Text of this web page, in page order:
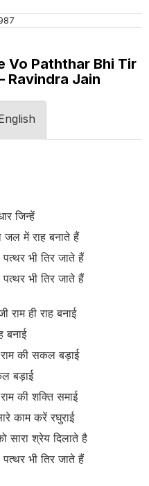
Vo Paththar Bhi Tir
Ravindra Jain
जिन्हें
जल में राह बनाते हैं
भी तिर जाते हैं
भी तिर जाते हैं
राम ही राह बनाई
बनाई
राम की सकल बड़ाई
बड़ाई
की शक्ति समाई
काम करें रघुराई
सारा श्रेय दिलाते है
भी तिर जाते हैं